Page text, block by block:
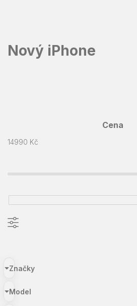
Nový iPhone
Cena
14990 Kč
Značky
Model